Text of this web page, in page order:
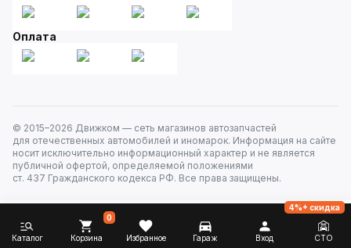
Оплата
© 2015–2026 Движком — сеть магазинов автозапчастей
для отечественных автомобилей и иномарок. Информация на сайте
носит исключительно информационный характер и не является
публичной офертой, определяемой положениями
ст. 437 Гражданского кодекса РФ. Все права защищены.
Каталог Корзина
0
Избранное Гараж Вход СТО
4%+ скидка